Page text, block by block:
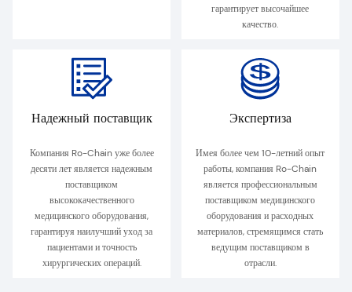
гарантирует высочайшее
качество.
Надежный поставщик
Компания Ro-Chain уже более
десяти лет является надежным
поставщиком
высококачественного
медицинского оборудования,
гарантируя наилучший уход за
пациентами и точность
хирургических операций.
Экспертиза
Имея более чем 10-летний опыт
работы, компания Ro-Chain
является профессиональным
поставщиком медицинского
оборудования и расходных
материалов, стремящимся стать
ведущим поставщиком в
отрасли.